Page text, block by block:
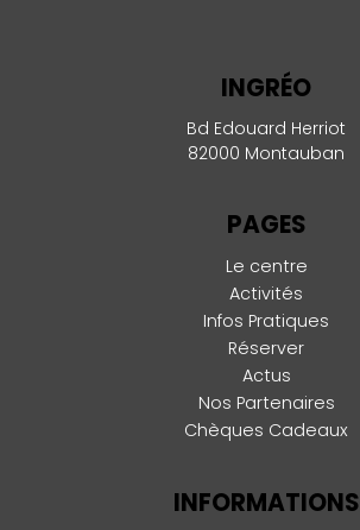
INGRÉO
Bd Edouard Herriot
82000 Montauban
PAGES
Le centre
Activités
Infos Pratiques
Réserver
Actus
Nos Partenaires
Chèques Cadeaux
INFORMATIONS